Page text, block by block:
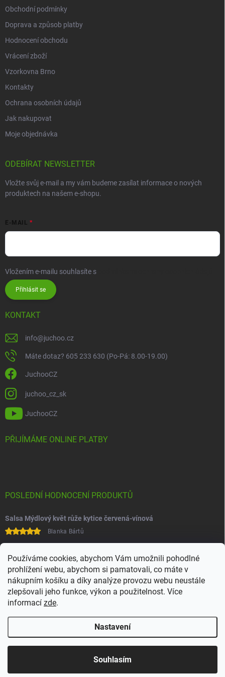
Používáme cookies, abychom Vám umožnili pohodlné
prohlížení webu, abychom si pamatovali, co máte v
nákupním košíku a díky analýze provozu webu neustále
zlepšovali jeho funkce, výkon a použitelnost. Více
informací zde.
Nastavení
Souhlasím
Obchodní podmínky
Doprava a způsob platby
Hodnocení obchodu
Vrácení zboží
Vzorkovna Brno
Kontakty
Ochrana osobních údajů
Jak nakupovat
Moje objednávka
ODEBÍRAT NEWSLETTER
Vložte svůj e-mail a my vám budeme zasílat informace o nových
produktech na našem e-shopu.
E-MAIL
Vložením e-mailu souhlasíte s
Přihlásit se
KONTAKT
info@juchoo.cz
Máte dotaz? 605 233 630 (Po-Pá: 8.00-19.00)
JuchooCZ
juchoo_cz_sk
JuchooCZ
PŘIJÍMÁME ONLINE PLATBY
POSLEDNÍ HODNOCENÍ PRODUKTŮ
Salsa Mýdlový květ růže kytice červená-vínová
Blanka Bártů
Copyright 2026Juchoo. Všechna práva vyhrazena.Upravit nastavení
cookies